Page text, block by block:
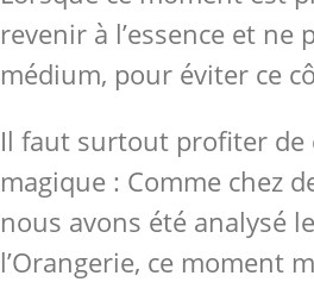
revenir à l’essence et ne
médium, pour éviter ce
Il faut surtout profiter de
magique : Comme chez
nous avons été analysé
l’Orangerie, ce moment